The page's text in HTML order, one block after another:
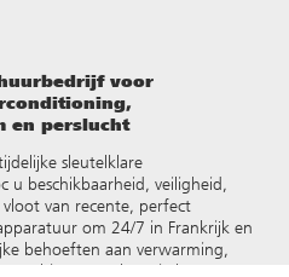
voor
en perslucht
sleutelklare
u beschikbaarheid, veiligheid,
van recente, perfect
om 24/7 in Frankrijk en
behoeften aan verwarming,
water, thermische